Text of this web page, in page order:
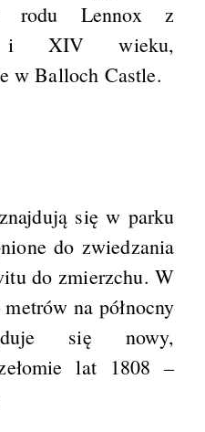
rodu Lennox z
i XIV wieku,
w Balloch Castle.
się w parku
do zwiedzania
do zmierzchu. W
na północny
się nowy,
lat 1808 –